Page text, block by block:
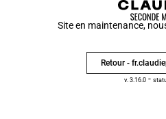
Site en maintenance,
Retour -
v. 3.16.0-